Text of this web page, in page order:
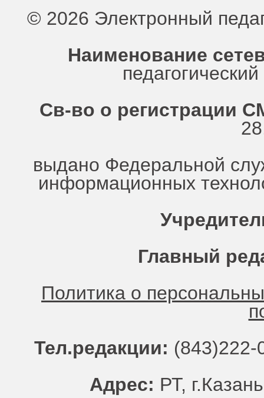
© 2026 Электронный
Наименование
Св-во о регистрации
выдано Федеральной
информационных
Главный
Политика о
Тел.редакции:
Адрес: РТ,